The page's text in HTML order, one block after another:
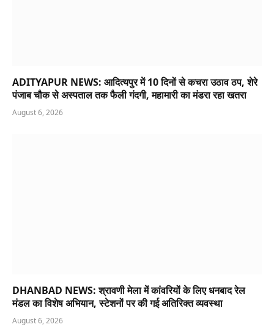
ADITYAPUR NEWS: आदित्यपुर में 10 दिनों से कचरा उठाव ठप, शेरे
पंजाब चौक से अस्पताल तक फैली गंदगी, महामारी का मंडरा रहा खतरा
August 6, 2026
DHANBAD NEWS: श्रावणी मेला में कांवरियों के लिए धनबाद रेल
मंडल का विशेष अभियान, स्टेशनों पर की गई अतिरिक्त व्यवस्था
August 6, 2026